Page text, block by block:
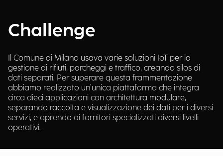
Challenge
Il Comune di Milano usava varie soluzioni IoT per la
gestione di rifiuti, parcheggi e traffico, creando silos di
dati separati. Per superare questa frammentazione
abbiamo realizzato un'unica piattaforma che integra
circa dieci applicazioni con architettura modulare,
separando raccolta e visualizzazione dei dati per i diversi
servizi, e aprendo ai fornitori specializzati diversi livelli
operativi.